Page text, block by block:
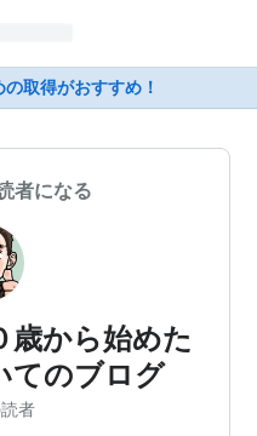
取得がおすすめ！
者になる
歳から始めた
てのブログ
者